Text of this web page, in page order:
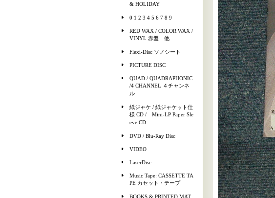
& HOLIDAY
0 1 2 3 4 5 6 7 8 9
RED WAX / COLOR WAX /
VINYL 赤盤 他
Flexi-Disc ソノシート
PICTURE DISC
QUAD / QUADRAPHONIC
/4 CHANNEL ４チャンネ
ル
紙ジャケ / 紙ジャケット仕
様 CD / Mini-LP Paper Sle
eve CD
DVD / Blu-Ray Disc
VIDEO
LaserDisc
Music Tape: CASSETTE TA
PE カセット・テープ
BOOKS & PRINTED MAT